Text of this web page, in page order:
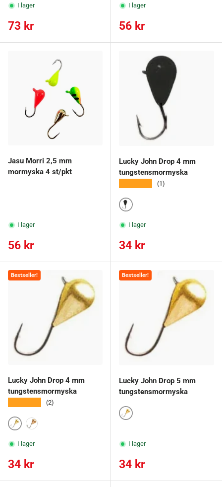
I lager
Ordinarie pris
73 kr
I lager
Ordinarie pris
56 kr
Jasu Morri 2,5 mm
mormyska 4 st/pkt
I lager
Ordinarie pris
56 kr
Lucky John Drop 4 mm
tungstensmormyska
(1)
16
I lager
Ordinarie pris
34 kr
Bestseller!
Lucky John Drop 4 mm
tungstensmormyska
(2)
2
I lager
Ordinarie pris
34 kr
Bestseller!
Lucky John Drop 5 mm
tungstensmormyska
2
I lager
Ordinarie pris
34 kr